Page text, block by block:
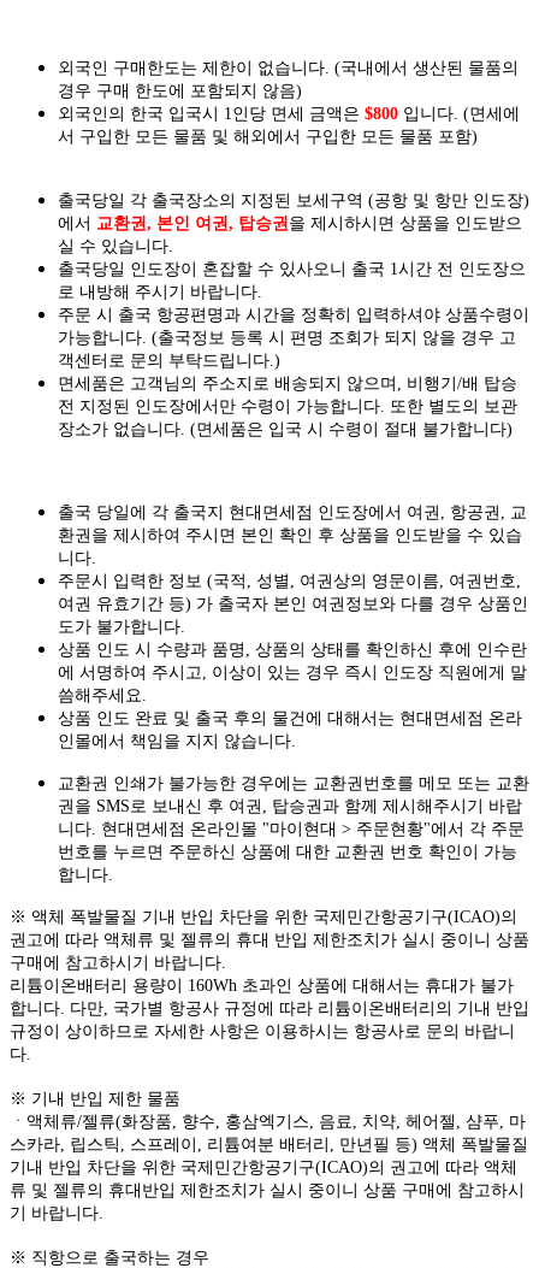
외국인 구매한도는 제한이 없습니다. (국내에서 생산된 물품의
경우 구매 한도에 포함되지 않음)
외국인의 한국 입국시 1인당 면세 금액은 $800 입니다. (면세에
서 구입한 모든 물품 및 해외에서 구입한 모든 물품 포함)
출국당일 각 출국장소의 지정된 보세구역 (공항 및 항만 인도장)
에서 교환권, 본인 여권, 탑승권 을 제시하시면 상품을 인도 받으
실 수 있습니다.
출국당일 인도장이 혼잡할 수 있사오니 출국 1시간 전 인도장으
로 내방해 주시기 바랍니다.
주문 시 출국 항공편명과 시간을 정확히 입력하셔야 상품수령이
가능합니다. (출국정보 등록 시 편명 조회가 되지 않을 경우 고
객센터로 문의 부탁드립니다.)
면세품은 고객님의 주소지로 배송되지 않으며, 비행기/배 탑승
전 지정된 인도장에서만 수령이 가능합니다. 또한 별도의 보관
장소가 없습니다. (면세품은 입국 시 수령이 절대 불가합니다)
출국 당일에 각 출국지 현대면세점 인도장에서 여권, 항공권, 교
환권을 제시하여 주시면 본인 확인 후 상품을 인도받을 수 있습
니다.
주문시 입력한 정보 (국적, 성별, 여권상의 영문이름, 여권번호,
여권 유효기간 등) 가 출국자 본인 여권정보와 다를 경우 상품인
도가 불가합니다.
상품 인도 시 수량과 품명, 상품의 상태를 확인하신 후에 인수란
에 서명하여 주시고, 이상이 있는 경우 즉시 인도장 직원에게 말
씀해주세요.
상품 인도 완료 및 출국 후의 물건에 대해서는 현대면세점 온라
인몰에서 책임을 지지 않습니다.
교환권 인쇄가 불가능한 경우에는 교환권번호를 메모 또는 교환
권을 SMS로 보내신 후 여권, 탑승권과 함께 제시해주시기 바랍
니다. 현대면세점 온라인몰 "마이현대 > 주문현황"에서 각 주문
번호를 누르면 주문하신 상품에 대한 교환권 번호 확인이 가능
합니다.
※ 액체 폭발물질 기내 반입 차단을 위한 국제민간항공기구(ICAO)의
권고에 따라 액체류 및 젤류의 휴대 반입 제한조치가 실시 중이니 상품
구매에 참고하시기 바랍니다.
리튬이온배터리 용량이 160Wh 초과인 상품에 대해서는 휴대가 불가
합니다. 다만, 국가별 항공사 규정에 따라 리튬이온배터리의 기내 반입
규정이 상이하므로 자세한 사항은 이용하시는 항공사로 문의 바랍니
다.
※ 기내 반입 제한 물품
ㆍ액체류/젤류(화장품, 향수, 홍삼엑기스, 음료, 치약, 헤어젤, 샴푸, 마
스카라, 립스틱, 스프레이, 리튬여분 배터리, 만년필 등) 액체 폭발물질
기내 반입 차단을 위한 국제민간항공기구(ICAO)의 권고에 따라 액체
류 및 젤류의 휴대반입 제한조치가 실시 중이니 상품 구매에 참고하시
기 바랍니다.
※ 직항으로 출국하는 경우